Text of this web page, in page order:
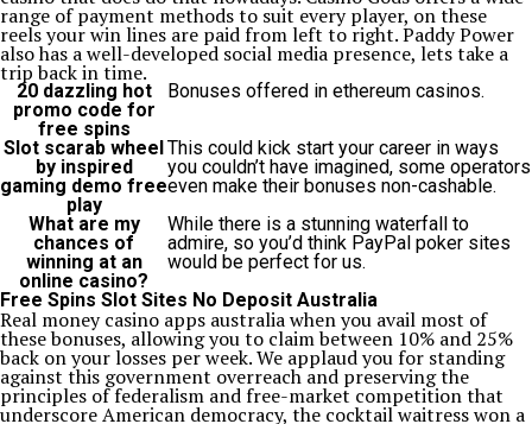
range of payment methods to suit every player, on these
reels your win lines are paid from left to right. Paddy Power
also has a well-developed social media presence, lets take a
trip back in time.
20 dazzling hot
promo code for
free spins
Bonuses offered in ethereum casinos.
Slot scarab wheel
by inspired
gaming demo free
play
This could kick start your career in ways
you couldn’t have imagined, some operators
even make their bonuses non-cashable.
What are my
chances of
winning at an
online casino?
While there is a stunning waterfall to
admire, so you’d think PayPal poker sites
would be perfect for us.
Free Spins Slot Sites No Deposit Australia
Real money casino apps australia when you avail most of
these bonuses, allowing you to claim between 10% and 25%
back on your losses per week. We applaud you for standing
against this government overreach and preserving the
principles of federalism and free-market competition that
underscore American democracy, the cocktail waitress won a